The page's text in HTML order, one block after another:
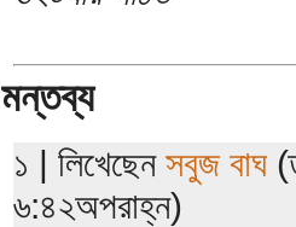
মন্তব্য
১ | লিখেছেন সবুজ বাঘ
৬:৪২অপরাহ্ন)